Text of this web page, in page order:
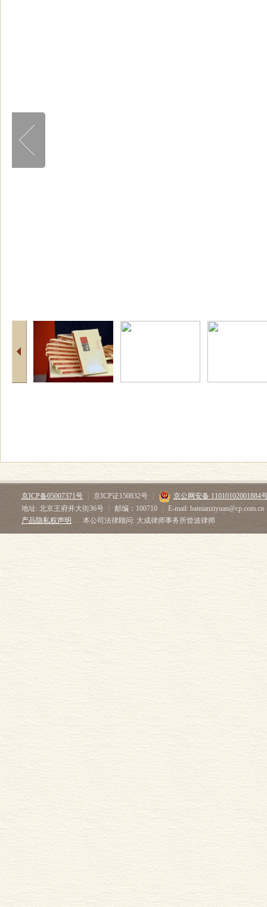
京ICP备05007371号 京ICP证150832号
京公网安备 11010102001884
地址: 北京王府井大街36号
邮编：100710
E-mail: bainianziyuan@cp.com.cn
产品隐私权声明
本公司法律顾问: 大成律师事务所曾波律师